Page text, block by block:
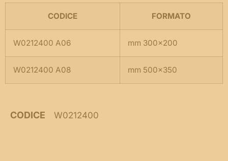
CODICE FORMATO
W0212400 A06 mm 300×200
W0212400 A08 mm 500×350
CODICE W0212400